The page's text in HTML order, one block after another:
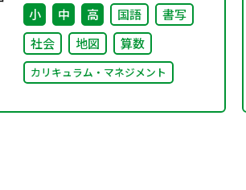
ました
小 中 高 国語
書写
社会
地図 算数
カリキュラム・マネジメント